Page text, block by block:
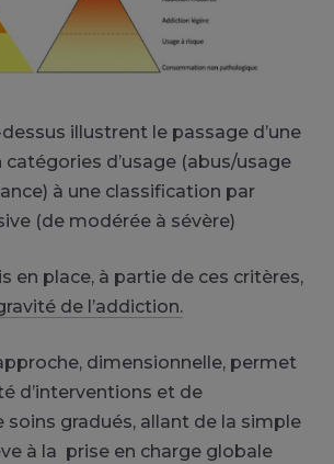
illustrent le passage d’une
d’usage (abus/usage
à une classification par
(de modérée à sévère)
en place, à partie de ces critères,
de l’addiction.
dimensionnelle, permet
d’interventions et de
gradués, allant de la simple
à la prise en charge globale